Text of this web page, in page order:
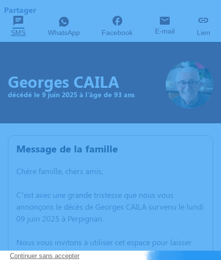
Partager
SMS WhatsApp Facebook E-mail Lien
Georges CAILA
décédé le 9 juin 2025 à l'âge de 93 ans
Message de la famille
Chère famille, chers amis,
C’est avec une grande tristesse que nous vous
annonçons le décès de Georges CAILA survenu le lundi
09 juin 2025 à Perpignan.
Nous vous invitons à utiliser cet espace pour laisser
vos condoléances, partager des photos souvenirs, une